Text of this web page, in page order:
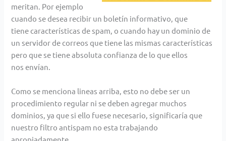
meritan. Por ejemplo
cuando se desea recibir un boletín informativo, que
tiene características de spam, o cuando hay un dominio de
un servidor de correos que tiene las mismas características
pero que se tiene absoluta confianza de lo que ellos
nos envían.
Como se menciona lineas arriba, esto no debe ser un
procedimiento regular ni se deben agregar muchos
dominios, ya que si ello fuese necesario, significaría que
nuestro filtro antispam no esta trabajando